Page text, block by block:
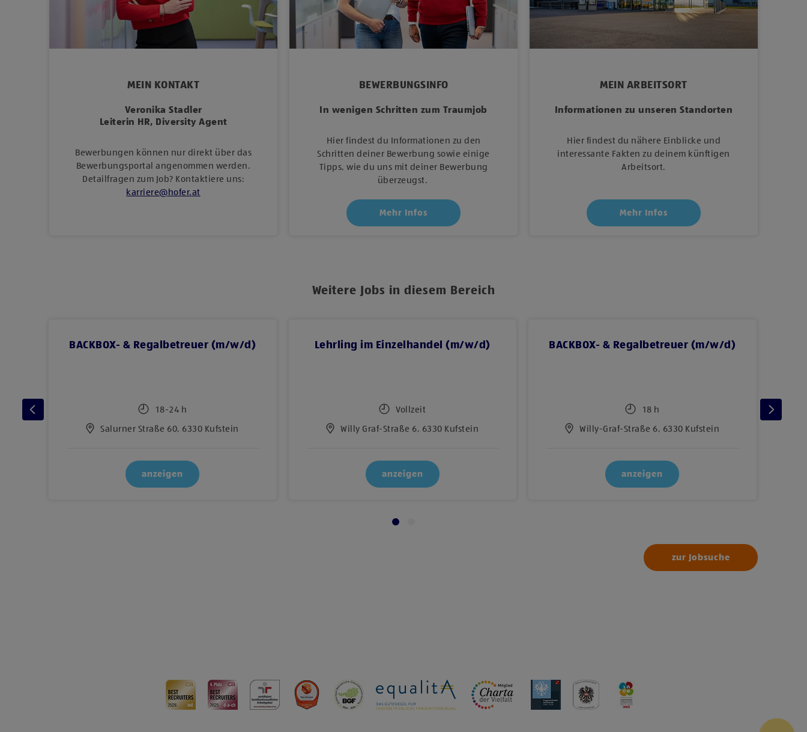
MEIN KONTAKT
Veronika Stadler
Leiterin HR, Diversity Agent
Bewerbungen können nur direkt über das
Bewerbungsportal angenommen werden.
Detailfragen zum Job? Kontaktiere uns:
karriere@ hofer.at
BEWERBUNGSINFO
In wenigen Schritten zum Traumjob
Hier findest du Informationen zu den
Schritten deiner Bewerbung sowie einige
Tipps, wie du uns mit deiner Bewerbung
überzeugst.
Mehr Infos
MEIN ARBEITSORT
Informationen zu unseren Standorten
Hier findest du nähere Einblicke und
interessante Fakten zu deinem künftigen
Arbeitsort.
Mehr Infos
Weitere Jobs in diesem Bereich
BACKBOX- & Regalbetreuer (m/w/d)
18-24 h
Salurner Straße 60, 6330 Kufstein
anzeigen
Lehrling im Einzelhandel (m/w/d)
Vollzeit
Willy Graf-Straße 6, 6330 Kufstein
anzeigen
BACKBOX- & Regalbetreuer (m/w/d)
18 h
Willy-Graf-Straße 6, 6330 Kufstein
anzeigen
zur Jobsuche